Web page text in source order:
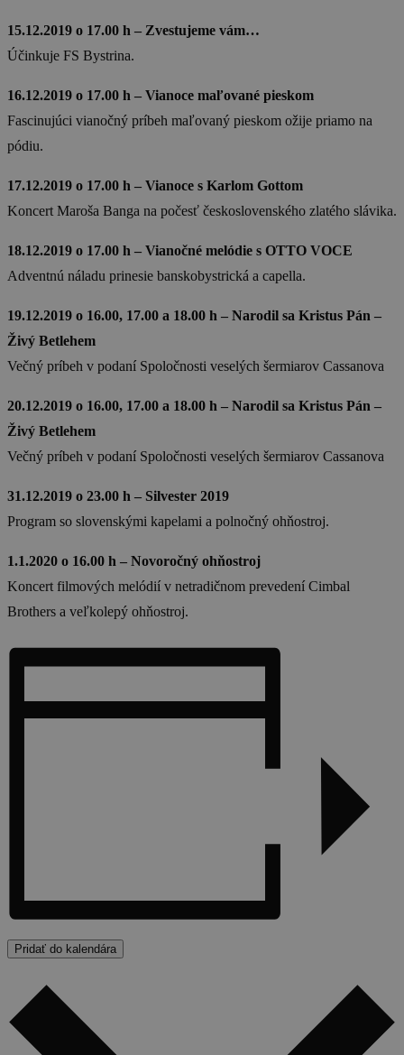
15.12.2019 o 17.00 h – Zvestujeme vám…
Účinkuje FS Bystrina.
16.12.2019 o 17.00 h – Vianoce maľované pieskom
Fascinujúci vianočný príbeh maľovaný pieskom ožije priamo na
pódiu.
17.12.2019 o 17.00 h – Vianoce s Karlom Gottom
Koncert Maroša Banga na počesť československého zlatého slávika.
18.12.2019 o 17.00 h – Vianočné melódie s OTTO VOCE
Adventnú náladu prinesie banskobystrická a capella.
19.12.2019 o 16.00, 17.00 a 18.00 h – Narodil sa Kristus Pán –
Živý Betlehem
Večný príbeh v podaní Spoločnosti veselých šermiarov Cassanova
20.12.2019 o 16.00, 17.00 a 18.00 h – Narodil sa Kristus Pán –
Živý Betlehem
Večný príbeh v podaní Spoločnosti veselých šermiarov Cassanova
31.12.2019 o 23.00 h – Silvester 2019
Program so slovenskými kapelami a polnočný ohňostroj.
1.1.2020 o 16.00 h – Novoročný ohňostroj
Koncert filmových melódií v netradičnom prevedení Cimbal
Brothers a veľkolepý ohňostroj.
Pridať do kalendára